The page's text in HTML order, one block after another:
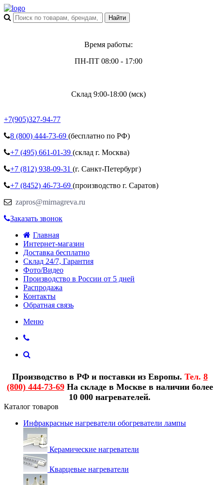
Время работы:
ПН-ПТ 08:00 - 17:00
Склад 9:00-18:00 (мск)
+7(905)327-94-77
8 (800) 444-73-69 (бесплатно по РФ)
+7 (495) 661-01-39 (склад г. Москва)
+7 (812) 938-09-31 (г. Санкт-Петербург)
+7 (8452) 46-73-69 (производство г. Саратов)
zapros@mirnagreva.ru
Заказать звонок
Главная
Интернет-магазин
Доставка бесплатно
Склад 24/7, Гарантия
Фото/Видео
Производство в России от 5 дней
Распродажа
Контакты
Обратная связь
Меню
Производство в РФ и поставки из Европы. Тел. 8
(800) 444-73-69На складе в Москве в наличии более
10 000 нагревателей.
Каталог товаров
Инфракрасные нагреватели обогреватели лампы
Керамические нагреватели
Кварцевые нагреватели